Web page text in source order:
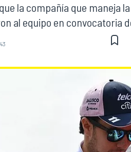
la compañía que maneja
al equipo en convocatoria